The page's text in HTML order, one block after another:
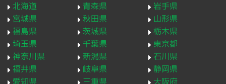
北海道 青森県
岩手県
宮城県
秋田県
山形県
福島県
茨城県
栃木県
埼玉県
千葉県
東京都
神奈川県
新潟県
石川県
福井県
岐阜県
静岡県